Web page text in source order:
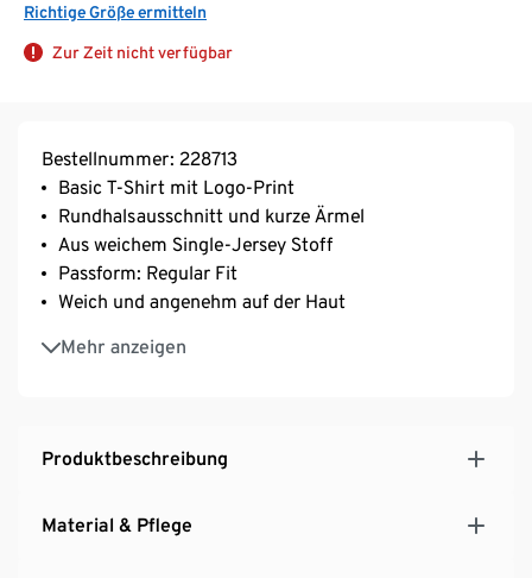
Richtige Größe ermitteln
Zur Zeit nicht verfügbar
Bestellnummer: 228713
Basic T-Shirt mit Logo-Print
Rundhalsausschnitt und kurze Ärmel
Aus weichem Single-Jersey Stoff
Passform: Regular Fit
Weich und angenehm auf der Haut
Mehr anzeigen
Maximaler Komfort und Bewegungsfreiheit sowie
ideale Passform
Produktbeschreibung
Material & Pflege